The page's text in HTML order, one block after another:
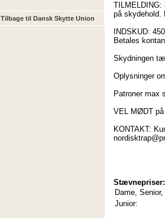
Tilbage til Dansk Skytte Union
TILMELDING:
på skydehold.
INDSKUD:
Betales
Skydningen
Oplysninger
Patroner max
VEL MØDT
KONTAKT:
Stævnepriser:
Dame,
Junior: